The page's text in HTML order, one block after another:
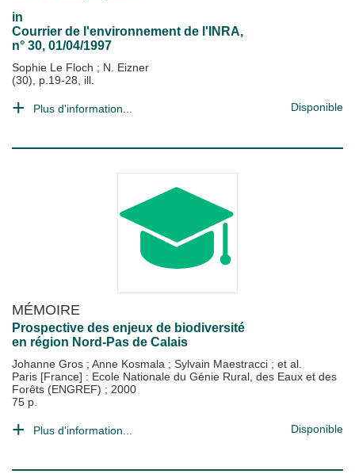
in
Courrier de l'environnement de l'INRA,
n° 30, 01/04/1997
Sophie Le Floch ; N. Eizner
(30), p.19-28, ill.
Plus d'information... Disponible
MÉMOIRE
Prospective des enjeux de biodiversité
en région Nord-Pas de Calais
Johanne Gros ; Anne Kosmala ; Sylvain Maestracci ; et al.
Paris [France] : Ecole Nationale du Génie Rural, des Eaux et des
Forêts (ENGREF) ; 2000
75 p.
Plus d'information... Disponible